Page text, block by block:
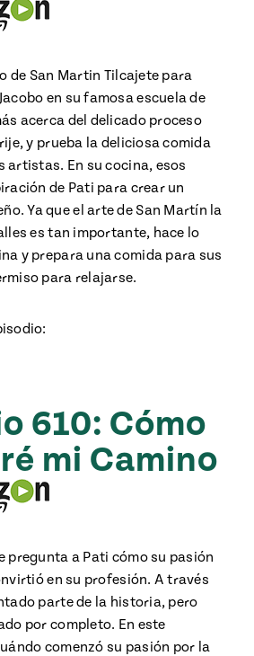
de San Martin Tilcajete para
en su famosa escuela de
acerca del delicado proceso
y prueba la deliciosa comida
artistas. En su cocina, esos
de Pati para crear un
Ya que el arte de San Martín la
es tan importante, hace lo
y prepara una comida para sus
para relajarse.
610: Cómo
mi Camino
pregunta a Pati cómo su pasión
en su profesión. A través
parte de la historia, pero
por completo. En este
comenzó su pasión por la